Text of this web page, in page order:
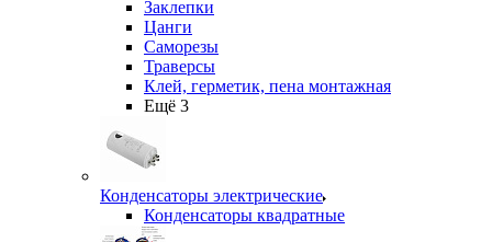
Заклепки
Цанги
Саморезы
Траверсы
Клей, герметик, пена монтажная
Ещё 3
Конденсаторы электрические
Конденсаторы квадратные